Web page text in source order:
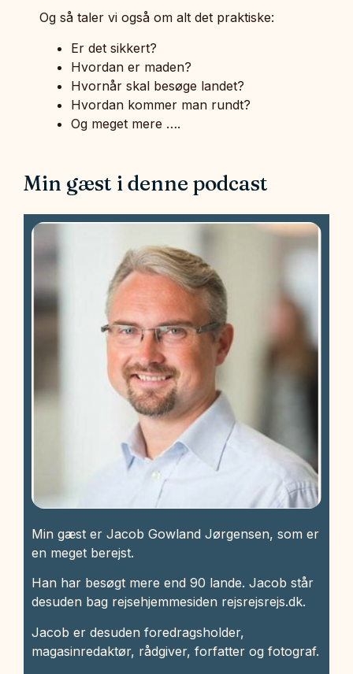
Og så taler vi også om alt det praktiske:
Er det sikkert?
Hvordan er maden?
Hvornår skal besøge landet?
Hvordan kommer man rundt?
Og meget mere ….
Min gæst i denne podcast
Min gæst er Jacob Gowland Jørgensen, som er
en meget berejst.
Han har besøgt mere end 90 lande. Jacob står
desuden bag rejsehjemmesiden rejsrejsrejs.dk.
Jacob er desuden foredragsholder,
magasinredaktør, rådgiver, forfatter og fotograf.